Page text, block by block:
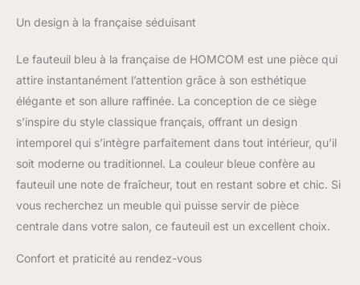
d'accoudoirs roulés pour
sophistiquée dans
chaque coin Structure
solide : notre fauteuil en
velours de glace est
soutenu par un cadre
stable en bois et des
pieds en eucalyptus qui
kg pour vous permettre
de vous détendre en
toute tranquillité Confort
envelopper par les
Un design à la française séduisant
Le fauteuil bleu à la française de HOMCOM est une pièce qui
attire instantanément l’attention grâce à son esthétique
élégante et son allure raffinée. La conception de ce siège
s’inspire du style classique français, offrant un design
intemporel qui s’intègre parfaitement dans tout intérieur, qu’il
soit moderne ou traditionnel. La couleur bleue confère au
fauteuil une note de fraîcheur, tout en restant sobre et chic. Si
vous recherchez un meuble qui puisse servir de pièce
centrale dans votre salon, ce fauteuil est un excellent choix.
Confort et praticité au rendez-vous